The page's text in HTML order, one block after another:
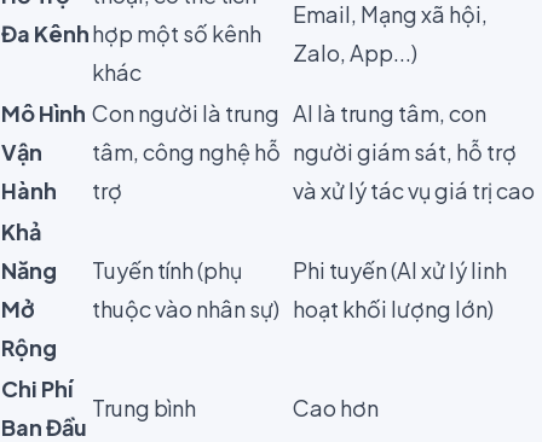
Đa Kênhhợp một số kênh
khác
Email, Mạng xã hội,
Zalo, App...)
Mô Hình
Vận
Hành
Con người là trung
tâm, công nghệ hỗ
trợ
AI là trung tâm, con
người giám sát, hỗ trợ
và xử lý tác vụ giá trị cao
Khả
Năng
Mở
Rộng
Tuyến tính (phụ
thuộc vào nhân sự)
Phi tuyến (AI xử lý linh
hoạt khối lượng lớn)
Chi Phí
Ban Đầu
Trung bình Cao hơn